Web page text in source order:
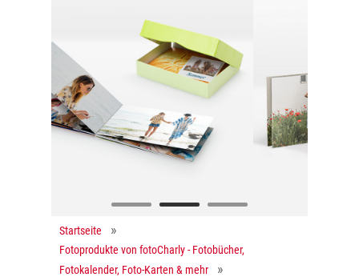
Startseite
Fotoprodukte von fotoCharly - Fotobücher,
Fotokalender, Foto-Karten & mehr